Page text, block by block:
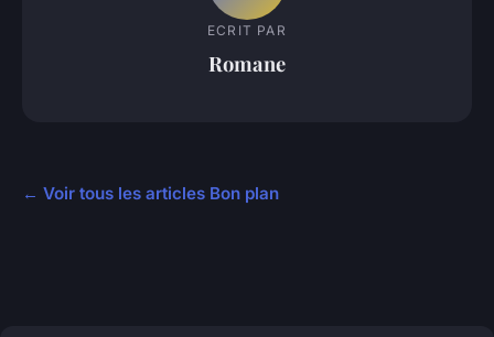
ECRIT PAR
Romane
← Voir tous les articles Bon plan